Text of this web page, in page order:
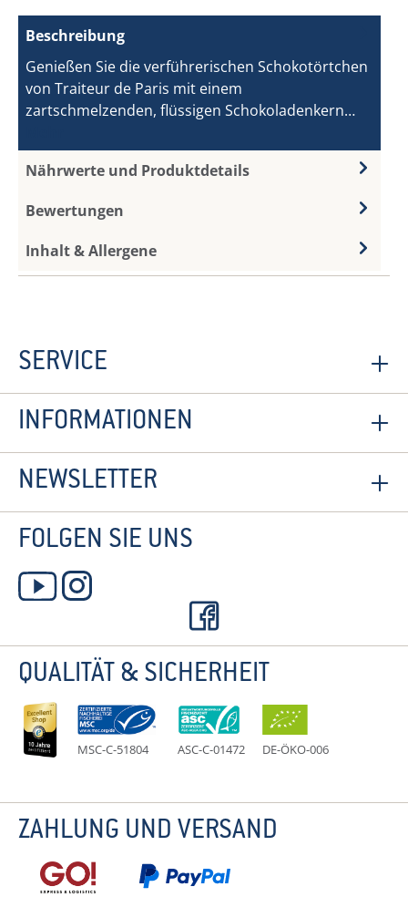
Beschreibung
Genießen Sie die verführerischen Schokotörtchen
von Traiteur de Paris mit einem
zartschmelzenden, flüssigen Schokoladenkern…
Nährwerte und Produktdetails
Bewertungen
Inhalt & Allergene
SERVICE
INFORMATIONEN
NEWSLETTER
FOLGEN SIE UNS
QUALITÄT & SICHERHEIT
MSC-C-51804 ASC-C-01472 DE-ÖKO-006
ZAHLUNG UND VERSAND